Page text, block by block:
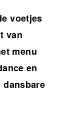
voetjes
van
menu
en
dansbare